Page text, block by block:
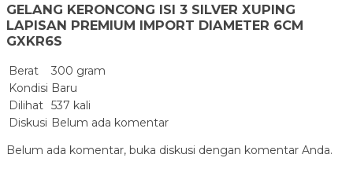
GELANG KERONCONG ISI 3 SILVER XUPING
LAPISAN PREMIUM IMPORT DIAMETER 6CM
GXKR6S
Berat
300 gram
Kondisi Baru
Dilihat 537 kali
Diskusi Belum ada komentar
Belum ada komentar, buka diskusi dengan komentar Anda.